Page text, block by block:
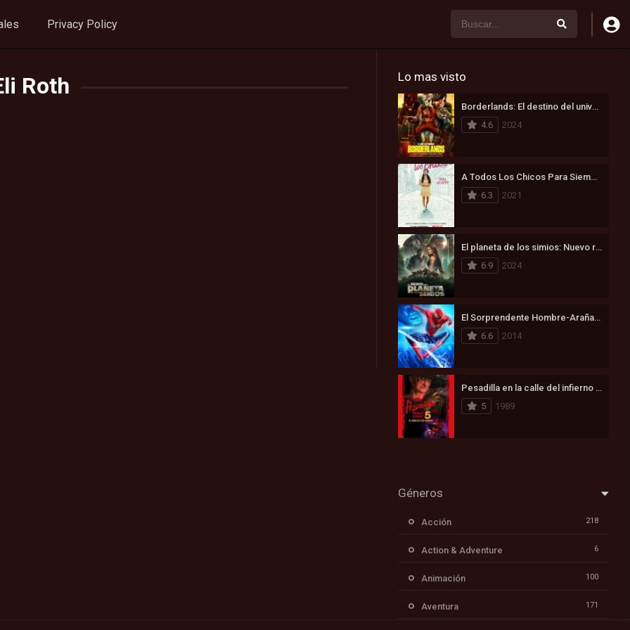
Privacy Policy
Roth Lo mas visto
Borderlands: El destino del universo está en juego (2024)
4.6
2024
A Todos Los Chicos Para Siempre (2021)
6.3
2021
El planeta de los simios: Nuevo reino (2024)
6.9
2024
El Sorprendente Hombre-Araña 2: La Amenaza de Electro (2014)
6.6
2014
Pesadilla en la calle del infierno 5: Ha nacido el hijo de Freddy (1989)
5
1989
Géneros
Acción 218
Action & Adventure 6
Animación 100
Aventura 171